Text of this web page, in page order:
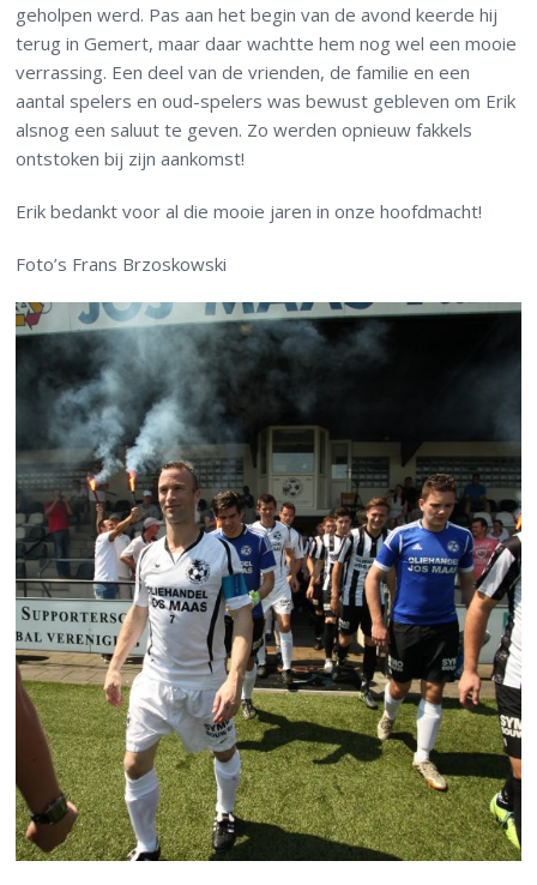
geholpen werd. Pas aan het begin van de avond keerde hij
terug in Gemert, maar daar wachtte hem nog wel een mooie
verrassing. Een deel van de vrienden, de familie en een
aantal spelers en oud-spelers was bewust gebleven om Erik
alsnog een saluut te geven. Zo werden opnieuw fakkels
ontstoken bij zijn aankomst!
Erik bedankt voor al die mooie jaren in onze hoofdmacht!
Foto’s Frans Brzoskowski